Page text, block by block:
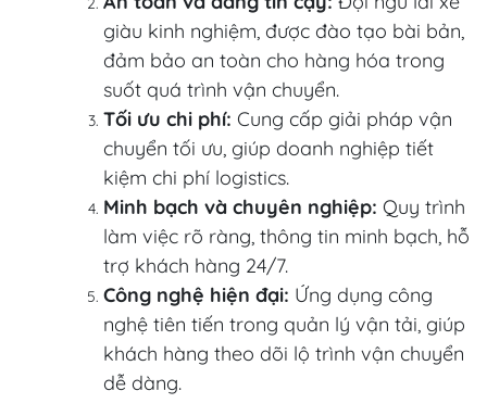
giàu kinh nghiệm, được đào tạo bài bản,
đảm bảo an toàn cho hàng hóa trong
suốt quá trình vận chuyển.
Tối ưu chi phí: Cung cấp giải pháp vận
chuyển tối ưu, giúp doanh nghiệp tiết
kiệm chi phí logistics.
Minh bạch và chuyên nghiệp: Quy trình
làm việc rõ ràng, thông tin minh bạch, hỗ
trợ khách hàng 24/7.
Công nghệ hiện đại: Ứng dụng công
nghệ tiên tiến trong quản lý vận tải, giúp
khách hàng theo dõi lộ trình vận chuyển
dễ dàng.